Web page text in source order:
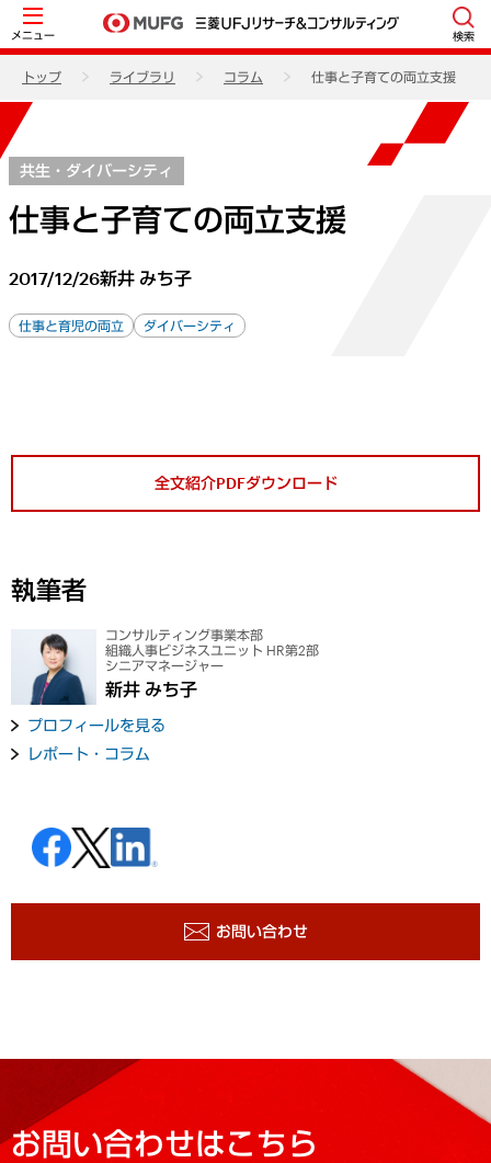
メニュー 検索
トップ ライブラリ コラム 仕事と子育ての両立支援
共生・ダイバーシティ
仕事と子育ての両立支援
2017/12/26新井 みち子
仕事と育児の両立 ダイバーシティ
全文紹介PDFダウンロード
執筆者
コンサルティング事業本部
組織人事ビジネスユニット HR第2部
シニアマネージャー
新井 みち子
プロフィールを見る
レポート・コラム
お問い合わせ
お問い合わせはこちら